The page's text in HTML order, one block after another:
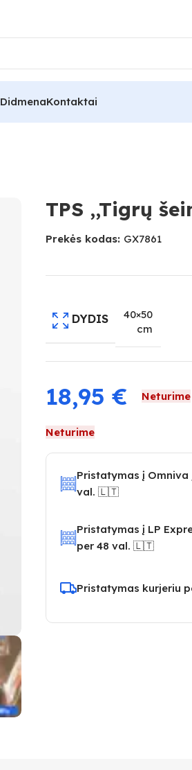
DidmenaKontaktai
TPS ,,Tigrų
Prekės kodas: GX7861
DYDIS
40×50
cm
18,95 € Neturime
Neturime
Pristatymas į
val. 🇱🇹
Pristatymas į LP
per 48 val. 🇱🇹
Pristatymas kurjeriu